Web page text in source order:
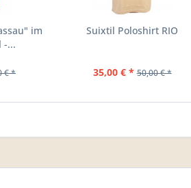
im
-...
€ *
Suixtil Poloshirt RIO
35,00 € * 50,00 € *